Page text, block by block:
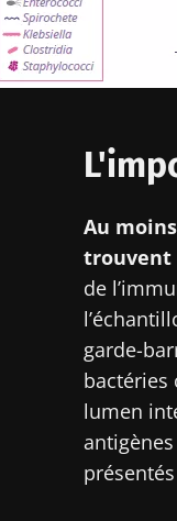
Au
trouvent
de
garde-
bactéries
lumen